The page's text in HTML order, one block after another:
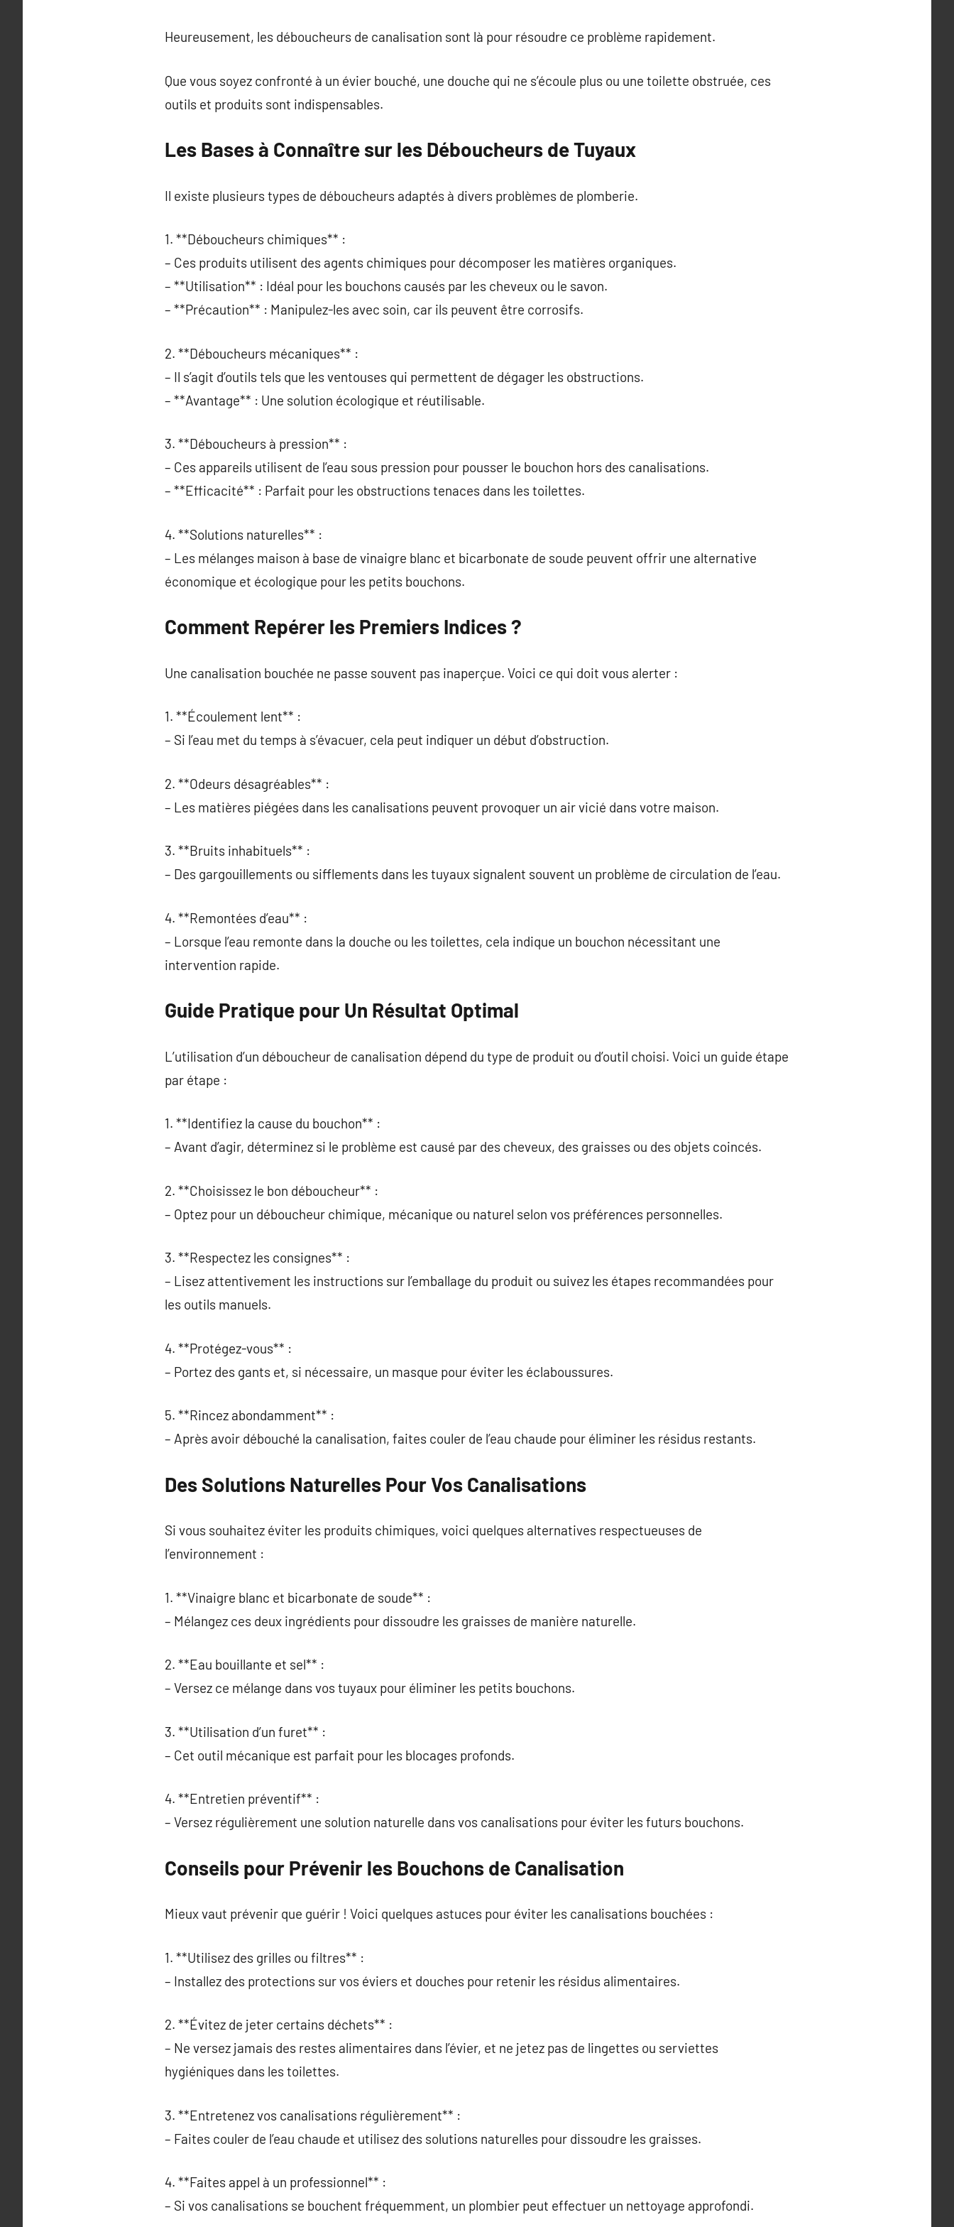
Heureusement, les déboucheurs de canalisation sont là pour résoudre ce problème rapidement.
Que vous soyez confronté à un évier bouché, une douche qui ne s’écoule plus ou une toilette obstruée, ces
outils et produits sont indispensables.
Les Bases à Connaître sur les Déboucheurs de Tuyaux
Il existe plusieurs types de déboucheurs adaptés à divers problèmes de plomberie.
1. **Déboucheurs chimiques** :
– Ces produits utilisent des agents chimiques pour décomposer les matières organiques.
– **Utilisation** : Idéal pour les bouchons causés par les cheveux ou le savon.
– **Précaution** : Manipulez-les avec soin, car ils peuvent être corrosifs.
2. **Déboucheurs mécaniques** :
– Il s’agit d’outils tels que les ventouses qui permettent de dégager les obstructions.
– **Avantage** : Une solution écologique et réutilisable.
3. **Déboucheurs à pression** :
– Ces appareils utilisent de l’eau sous pression pour pousser le bouchon hors des canalisations.
– **Efficacité** : Parfait pour les obstructions tenaces dans les toilettes.
4. **Solutions naturelles** :
– Les mélanges maison à base de vinaigre blanc et bicarbonate de soude peuvent offrir une alternative
économique et écologique pour les petits bouchons.
Comment Repérer les Premiers Indices ?
Une canalisation bouchée ne passe souvent pas inaperçue. Voici ce qui doit vous alerter :
1. **Écoulement lent** :
– Si l’eau met du temps à s’évacuer, cela peut indiquer un début d’obstruction.
2. **Odeurs désagréables** :
– Les matières piégées dans les canalisations peuvent provoquer un air vicié dans votre maison.
3. **Bruits inhabituels** :
– Des gargouillements ou sifflements dans les tuyaux signalent souvent un problème de circulation de l’eau.
4. **Remontées d’eau** :
– Lorsque l’eau remonte dans la douche ou les toilettes, cela indique un bouchon nécessitant une
intervention rapide.
Guide Pratique pour Un Résultat Optimal
L’utilisation d’un déboucheur de canalisation dépend du type de produit ou d’outil choisi. Voici un guide étape
par étape :
1. **Identifiez la cause du bouchon** :
– Avant d’agir, déterminez si le problème est causé par des cheveux, des graisses ou des objets coincés.
2. **Choisissez le bon déboucheur** :
– Optez pour un déboucheur chimique, mécanique ou naturel selon vos préférences personnelles.
3. **Respectez les consignes** :
– Lisez attentivement les instructions sur l’emballage du produit ou suivez les étapes recommandées pour
les outils manuels.
4. **Protégez-vous** :
– Portez des gants et, si nécessaire, un masque pour éviter les éclaboussures.
5. **Rincez abondamment** :
– Après avoir débouché la canalisation, faites couler de l’eau chaude pour éliminer les résidus restants.
Des Solutions Naturelles Pour Vos Canalisations
Si vous souhaitez éviter les produits chimiques, voici quelques alternatives respectueuses de
l’environnement :
1. **Vinaigre blanc et bicarbonate de soude** :
– Mélangez ces deux ingrédients pour dissoudre les graisses de manière naturelle.
2. **Eau bouillante et sel** :
– Versez ce mélange dans vos tuyaux pour éliminer les petits bouchons.
3. **Utilisation d’un furet** :
– Cet outil mécanique est parfait pour les blocages profonds.
4. **Entretien préventif** :
– Versez régulièrement une solution naturelle dans vos canalisations pour éviter les futurs bouchons.
Conseils pour Prévenir les Bouchons de Canalisation
Mieux vaut prévenir que guérir ! Voici quelques astuces pour éviter les canalisations bouchées :
1. **Utilisez des grilles ou filtres** :
– Installez des protections sur vos éviers et douches pour retenir les résidus alimentaires.
2. **Évitez de jeter certains déchets** :
– Ne versez jamais des restes alimentaires dans l’évier, et ne jetez pas de lingettes ou serviettes
hygiéniques dans les toilettes.
3. **Entretenez vos canalisations régulièrement** :
– Faites couler de l’eau chaude et utilisez des solutions naturelles pour dissoudre les graisses.
4. **Faites appel à un professionnel** :
– Si vos canalisations se bouchent fréquemment, un plombier peut effectuer un nettoyage approfondi.